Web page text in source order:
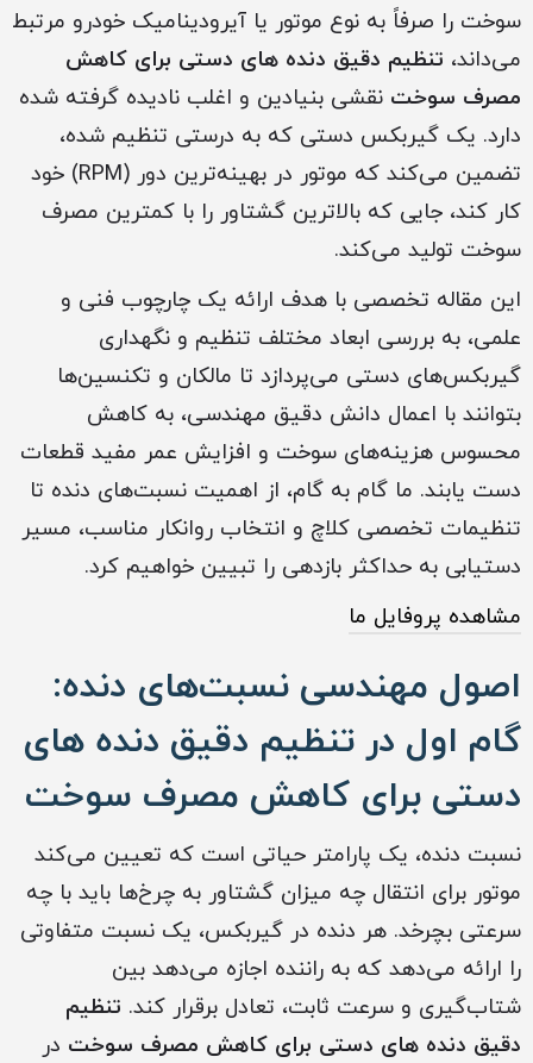
سوخت را صرفاً به نوع موتور یا آیرودینامیک خودرو مرتبط
می‌داند، تنظیم دقیق دنده های دستی برای کاهش
مصرف سوخت نقشی بنیادین و اغلب نادیده گرفته شده
دارد. یک گیربکس دستی که به درستی تنظیم شده،
تضمین می‌کند که موتور در بهینه‌ترین دور (RPM) خود
کار کند، جایی که بالاترین گشتاور را با کمترین مصرف
سوخت تولید می‌کند.
این مقاله تخصصی با هدف ارائه یک چارچوب فنی و
علمی، به بررسی ابعاد مختلف تنظیم و نگهداری
گیربکس‌های دستی می‌پردازد تا مالکان و تکنسین‌ها
بتوانند با اعمال دانش دقیق مهندسی، به کاهش
محسوس هزینه‌های سوخت و افزایش عمر مفید قطعات
دست یابند. ما گام به گام، از اهمیت نسبت‌های دنده تا
تنظیمات تخصصی کلاچ و انتخاب روانکار مناسب، مسیر
دستیابی به حداکثر بازدهی را تبیین خواهیم کرد.
مشاهده پروفایل ما
اصول مهندسی نسبت‌های دنده:
گام اول در تنظیم دقیق دنده های
دستی برای کاهش مصرف سوخت
نسبت دنده، یک پارامتر حیاتی است که تعیین می‌کند
موتور برای انتقال چه میزان گشتاور به چرخ‌ها باید با چه
سرعتی بچرخد. هر دنده در گیربکس، یک نسبت متفاوتی
را ارائه می‌دهد که به راننده اجازه می‌دهد بین
شتاب‌گیری و سرعت ثابت، تعادل برقرار کند. تنظیم
دقیق دنده های دستی برای کاهش مصرف سوخت در